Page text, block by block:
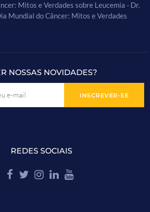
Mitos e Verdades sobre Leucemia - Dr.
Mundial do Câncer: Mitos e Verdades
NOSSAS NOVIDADES?
REDES SOCIAIS